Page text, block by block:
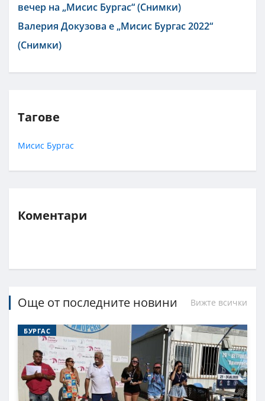
вечер на „Мисис Бургас“ (Снимки)
Валерия Докузова е „Мисис Бургас 2022“
(Снимки)
Тагове
Мисис Бургас
Коментари
Още от последните новини Вижте всички
БУРГАС